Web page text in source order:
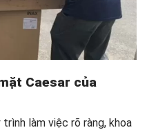
Caesar của
làm việc rõ ràng, khoa